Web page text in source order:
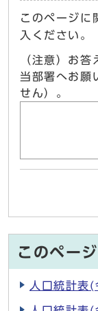
このページに
入ください。
（注意）お
当部署へお願
せん）。
このペー
人口統計表